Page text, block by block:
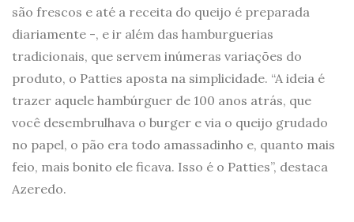
são frescos e até a receita do queijo é preparada
diariamente -, e ir além das hamburguerias
tradicionais, que servem inúmeras variações do
produto, o Patties aposta na simplicidade. “A ideia é
trazer aquele hambúrguer de 100 anos atrás, que
você desembrulhava o burger e via o queijo grudado
no papel, o pão era todo amassadinho e, quanto mais
feio, mais bonito ele ficava. Isso é o Patties”, destaca
Azeredo.